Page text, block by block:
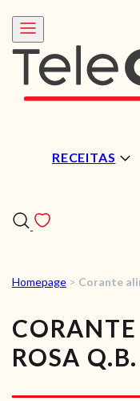
RECEITAS
Homepage > Corante
ROSA Q.B.